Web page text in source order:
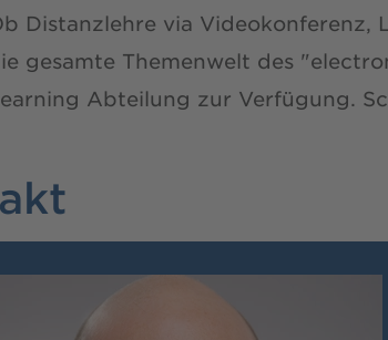
Distanzlehre via Videokonferenz,
gesamte Themenwelt des
Abteilung zur Verfügung.